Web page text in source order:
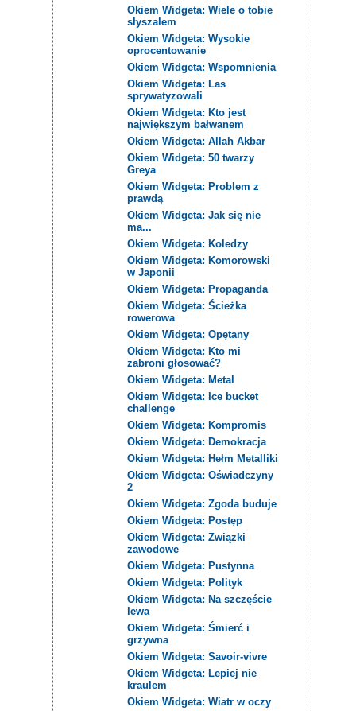
Okiem Widgeta: Wiele o tobie
słyszalem
Okiem Widgeta: Wysokie
oprocentowanie
Okiem Widgeta: Wspomnienia
Okiem Widgeta: Las
sprywatyzowali
Okiem Widgeta: Kto jest
największym bałwanem
Okiem Widgeta: Allah Akbar
Okiem Widgeta: 50 twarzy
Greya
Okiem Widgeta: Problem z
prawdą
Okiem Widgeta: Jak się nie
ma...
Okiem Widgeta: Koledzy
Okiem Widgeta: Komorowski
w Japonii
Okiem Widgeta: Propaganda
Okiem Widgeta: Ścieżka
rowerowa
Okiem Widgeta: Opętany
Okiem Widgeta: Kto mi
zabroni głosować?
Okiem Widgeta: Metal
Okiem Widgeta: Ice bucket
challenge
Okiem Widgeta: Kompromis
Okiem Widgeta: Demokracja
Okiem Widgeta: Hełm Metalliki
Okiem Widgeta: Oświadczyny
2
Okiem Widgeta: Zgoda buduje
Okiem Widgeta: Postęp
Okiem Widgeta: Związki
zawodowe
Okiem Widgeta: Pustynna
Okiem Widgeta: Polityk
Okiem Widgeta: Na szczęście
lewa
Okiem Widgeta: Śmierć i
grzywna
Okiem Widgeta: Savoir-vivre
Okiem Widgeta: Lepiej nie
kraulem
Okiem Widgeta: Wiatr w oczy